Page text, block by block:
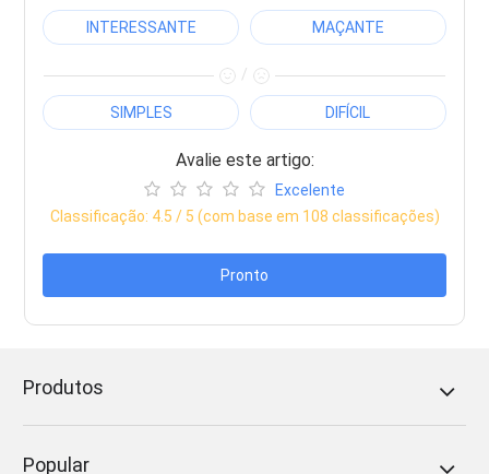
INTERESSANTE MAÇANTE
/
SIMPLES DIFÍCIL
Avalie este artigo:
Excelente
Classificação: 4.5 / 5 (com base em 108 classificações)
Pronto
Produtos
Popular